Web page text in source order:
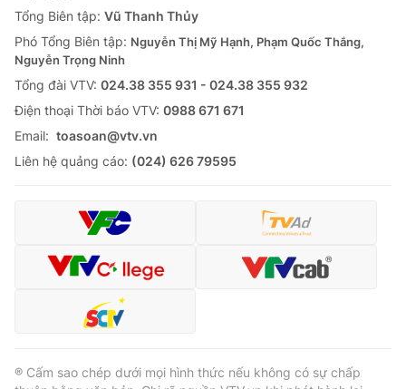
Tổng Biên tập: Vũ Thanh Thủy
Phó Tổng Biên tập: Nguyễn Thị Mỹ Hạnh, Phạm Quốc Thắng,
Nguyễn Trọng Ninh
Tổng đài VTV: 024.38 355 931 - 024.38 355 932
Ðiện thoại Thời báo VTV: 0988 671 671
Email: toasoan@vtv.vn
Liên hệ quảng cáo: (024) 626 79595
® Cấm sao chép dưới mọi hình thức nếu không có sự chấp